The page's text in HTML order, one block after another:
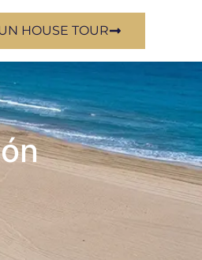
HOUSE TOUR